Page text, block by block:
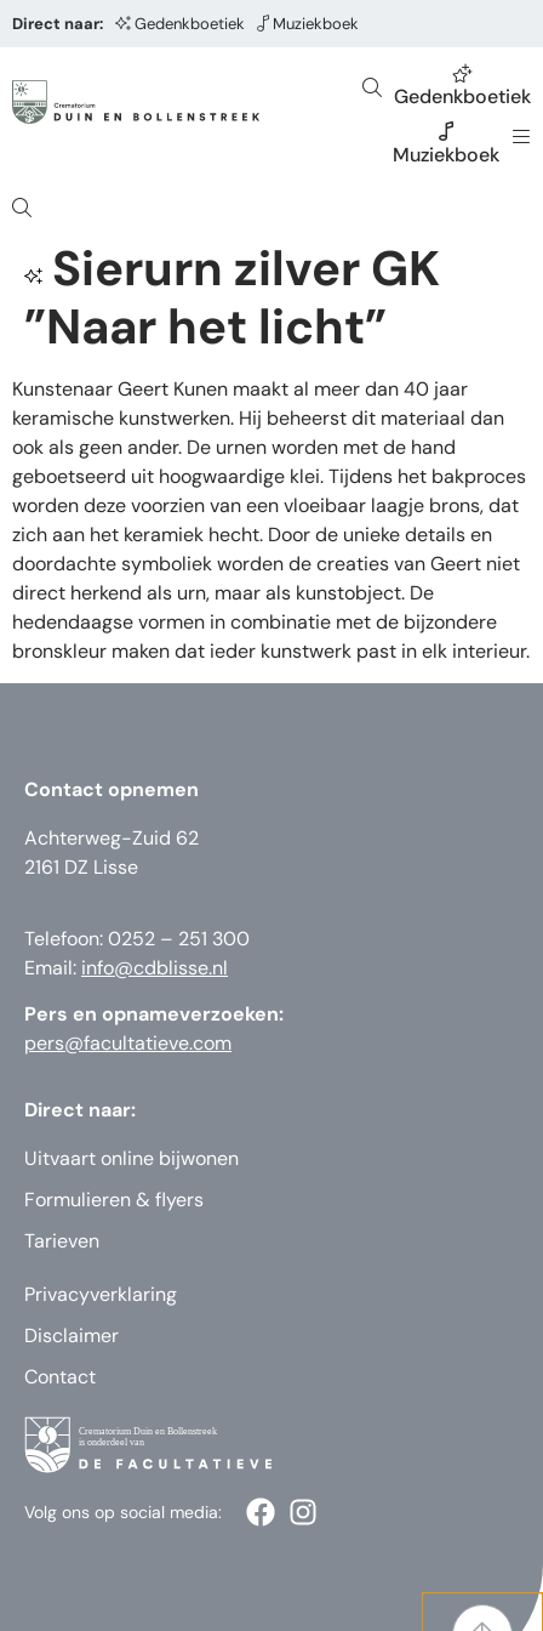
Direct naar: Gedenkboetiek Muziekboek
Gedenkboetiek
Muziekboek
Sierurn zilver GK
”Naar het licht”
Kunstenaar Geert Kunen maakt al meer dan 40 jaar
keramische kunstwerken. Hij beheerst dit materiaal dan
ook als geen ander. De urnen worden met de hand
geboetseerd uit hoogwaardige klei. Tijdens het bakproces
worden deze voorzien van een vloeibaar laagje brons, dat
zich aan het keramiek hecht. Door de unieke details en
doordachte symboliek worden de creaties van Geert niet
direct herkend als urn, maar als kunstobject. De
hedendaagse vormen in combinatie met de bijzondere
bronskleur maken dat ieder kunstwerk past in elk interieur.
Contact opnemen
Achterweg-Zuid 62
2161 DZ Lisse
Telefoon: 0252 – 251 300
Email: info@cdblisse.nl
Pers en opnameverzoeken:
pers@facultatieve.com
Direct naar:
Uitvaart online bijwonen
Formulieren & flyers
Tarieven
Privacyverklaring
Disclaimer
Contact
Volg ons op social media: